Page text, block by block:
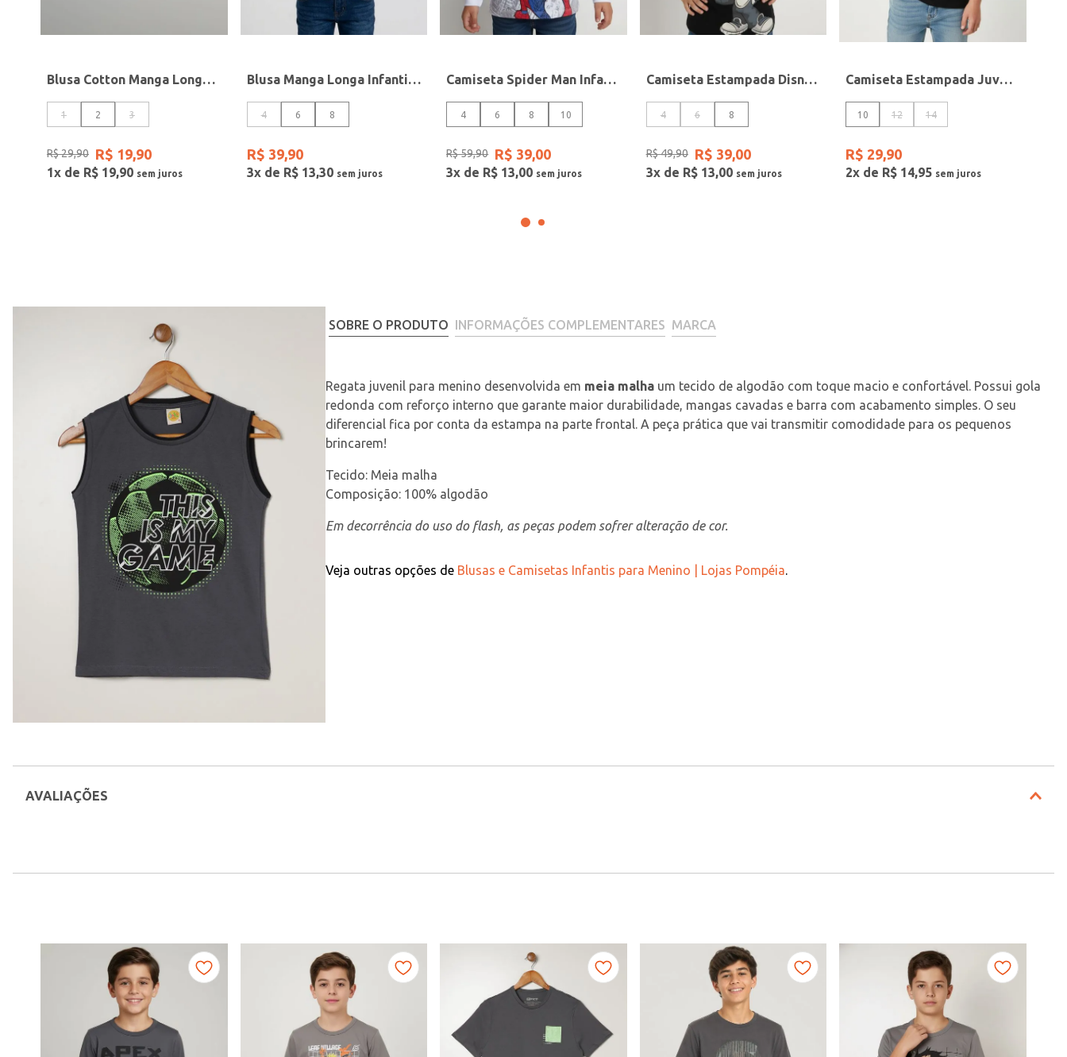
Blusa Cotton Manga Longa Infantil Para Menina - ROSA
1 2 3
R$29,90 R$ 19,90
1x de R$ 19,90
Blusa Manga Longa Infantil Para Menina- OFF WHITE
4 6 8
R$ 39,90
3x de R$ 13,30
Camiseta Spider Man Infantil Para Menino - BRANCO
4 6 8 10
R$59,90 R$ 39,00
3x de R$ 13,00
Camiseta Estampada Disney Infantil Para Menino - PRETO
4 6 8
R$49,90 R$ 39,00
3x de R$ 13,00
Camiseta Estampada Juvenil Para Menino - PRETO
10 12 14
R$ 29,90
2x de R$ 14,95
SOBRE O PRODUTO INFORMAÇÕES COMPLEMENTARES MARCA
Regata juvenil para menino desenvolvida em meia malha um tecido de algodão com toque macio e confortável. Possui gola
redonda com reforço interno que garante maior durabilidade, mangas cavadas e barra com acabamento simples. O seu
diferencial fica por conta da estampa na parte frontal. A peça prática que vai transmitir comodidade para os pequenos
brincarem!
Tecido: Meia malha
Composição: 100% algodão
Em decorrência do uso do flash, as peças podem sofrer alteração de cor.
Veja outras opções de Blusas e Camisetas Infantis para Menino | Lojas Pompéia.
AVALIAÇÕES